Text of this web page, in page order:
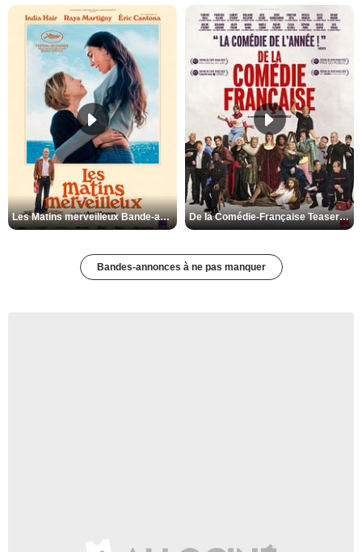
Les Matins merveilleux Bande-annonce VF De la Comédie-Française Teaser VF
Bandes-annonces à ne pas manquer